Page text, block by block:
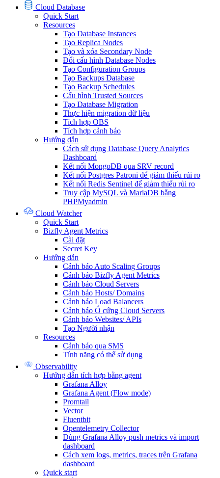
Cloud Database
Quick Start
Resources
Tạo Database Instances
Tạo Replica Nodes
Tạo và xóa Secondary Node
Đổi cấu hình Database Nodes
Tạo Configuration Groups
Tạo Backups Database
Tạo Backup Schedules
Cấu hình Trusted Sources
Tạo Database Migration
Thực hiện migration dữ liệu
Tích hợp OBS
Tích hợp cảnh báo
Hướng dẫn
Cách sử dụng Database Query Analytics
Dashboard
Kết nối MongoDB qua SRV record
Kết nối Postgres Patroni để giảm thiểu rủi ro
Kết nối Redis Sentinel để giảm thiểu rủi ro
Truy cập MySQL và MariaDB bằng
PHPMyadmin
Cloud Watcher
Quick Start
Bizfly Agent Metrics
Cài đặt
Secret Key
Hướng dẫn
Cảnh báo Auto Scaling Groups
Cảnh báo Bizfly Agent Metrics
Cảnh báo Cloud Servers
Cảnh báo Hosts/ Domains
Cảnh báo Load Balancers
Cảnh báo Ổ cứng Cloud Servers
Cảnh báo Websites/ APIs
Tạo Người nhận
Resources
Cảnh báo qua SMS
Tính năng có thể sử dụng
Observability
Hướng dẫn tích hợp bằng agent
Grafana Alloy
Grafana Agent (Flow mode)
Promtail
Vector
Fluentbit
Opentelemetry Collector
Dùng Grafana Alloy push metrics và import
dashboard
Cách xem logs, metrics, traces trên Grafana
dashboard
Quick start